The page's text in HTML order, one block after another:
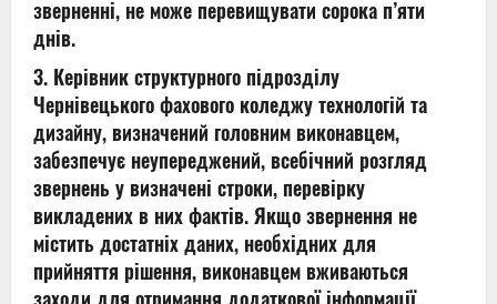
зверненні, не може перевищувати сорока п’яти
днів.
3. Керівник структурного підрозділу
Чернівецького фахового коледжу технологій та
дизайну, визначений головним виконавцем,
забезпечує неупереджений, всебічний розгляд
звернень у визначені строки, перевірку
викладених в них фактів. Якщо звернення не
містить достатніх даних, необхідних для
прийняття рішення, виконавцем вживаються